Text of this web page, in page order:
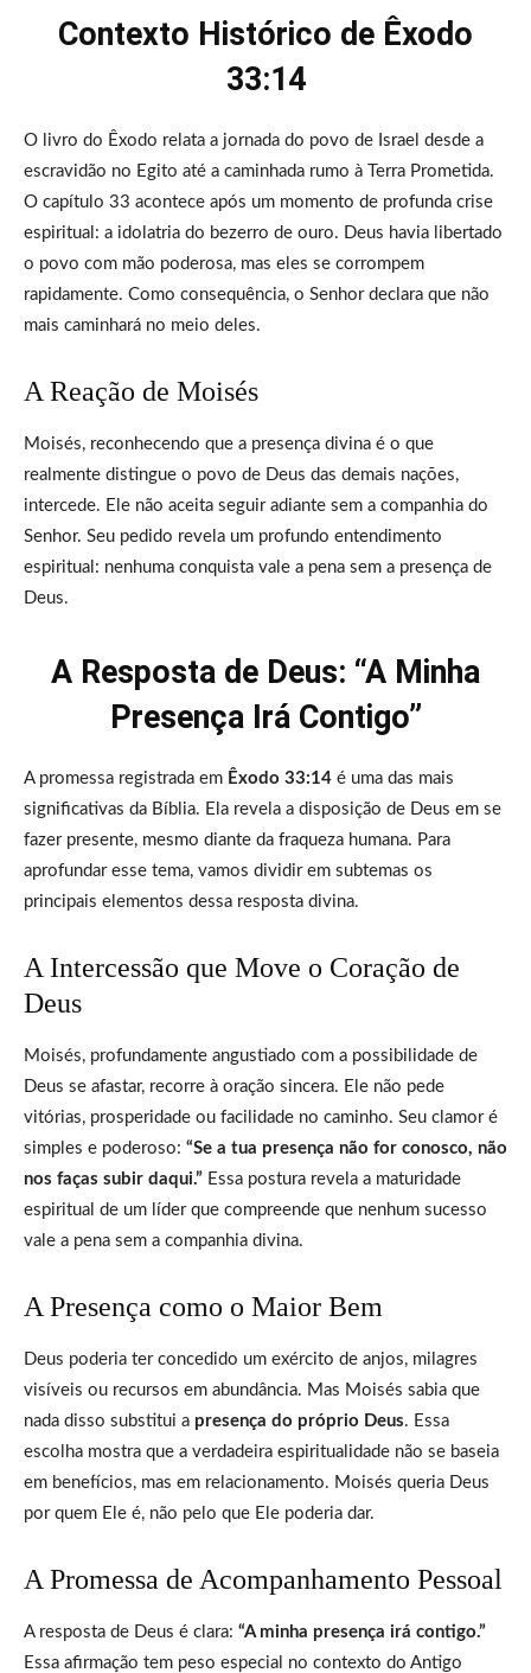
Contexto Histórico de Êxodo
33:14
O livro do Êxodo relata a jornada do povo de Israel desde a
escravidão no Egito até a caminhada rumo à Terra Prometida.
O capítulo 33 acontece após um momento de profunda crise
espiritual: a idolatria do bezerro de ouro. Deus havia libertado
o povo com mão poderosa, mas eles se corrompem
rapidamente. Como consequência, o Senhor declara que não
mais caminhará no meio deles.
A Reação de Moisés
Moisés, reconhecendo que a presença divina é o que
realmente distingue o povo de Deus das demais nações,
intercede. Ele não aceita seguir adiante sem a companhia do
Senhor. Seu pedido revela um profundo entendimento
espiritual: nenhuma conquista vale a pena sem a presença de
Deus.
A Resposta de Deus: “A Minha
Presença Irá Contigo”
A promessa registrada em Êxodo 33:14 é uma das mais
significativas da Bíblia. Ela revela a disposição de Deus em se
fazer presente, mesmo diante da fraqueza humana. Para
aprofundar esse tema, vamos dividir em subtemas os
principais elementos dessa resposta divina.
A Intercessão que Move o Coração de
Deus
Moisés, profundamente angustiado com a possibilidade de
Deus se afastar, recorre à oração sincera. Ele não pede
vitórias, prosperidade ou facilidade no caminho. Seu clamor é
simples e poderoso: “Se a tua presença não for conosco, não
nos faças subir daqui.” Essa postura revela a maturidade
espiritual de um líder que compreende que nenhum sucesso
vale a pena sem a companhia divina.
A Presença como o Maior Bem
Deus poderia ter concedido um exército de anjos, milagres
visíveis ou recursos em abundância. Mas Moisés sabia que
nada disso substitui a presença do próprio Deus. Essa
escolha mostra que a verdadeira espiritualidade não se baseia
em benefícios, mas em relacionamento. Moisés queria Deus
por quem Ele é, não pelo que Ele poderia dar.
A Promessa de Acompanhamento Pessoal
A resposta de Deus é clara: “A minha presença irá contigo.”
Essa afirmação tem peso especial no contexto do Antigo